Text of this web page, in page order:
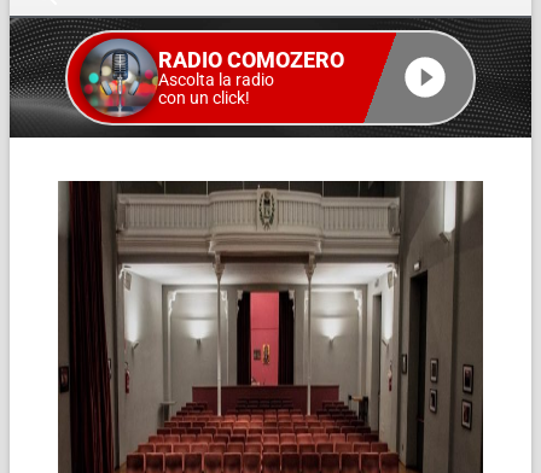
RADIO COMOZERO
Ascolta la radio
con un click!